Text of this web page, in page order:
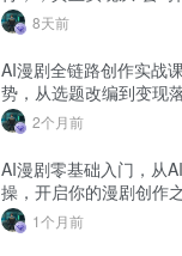
盈利”的跨越
8天前
AI漫剧全链路创作实战
势，从选题改编到变现
质作品2个月前
AI漫剧零基础入门，从
操，开启你的漫剧创作
1个月前